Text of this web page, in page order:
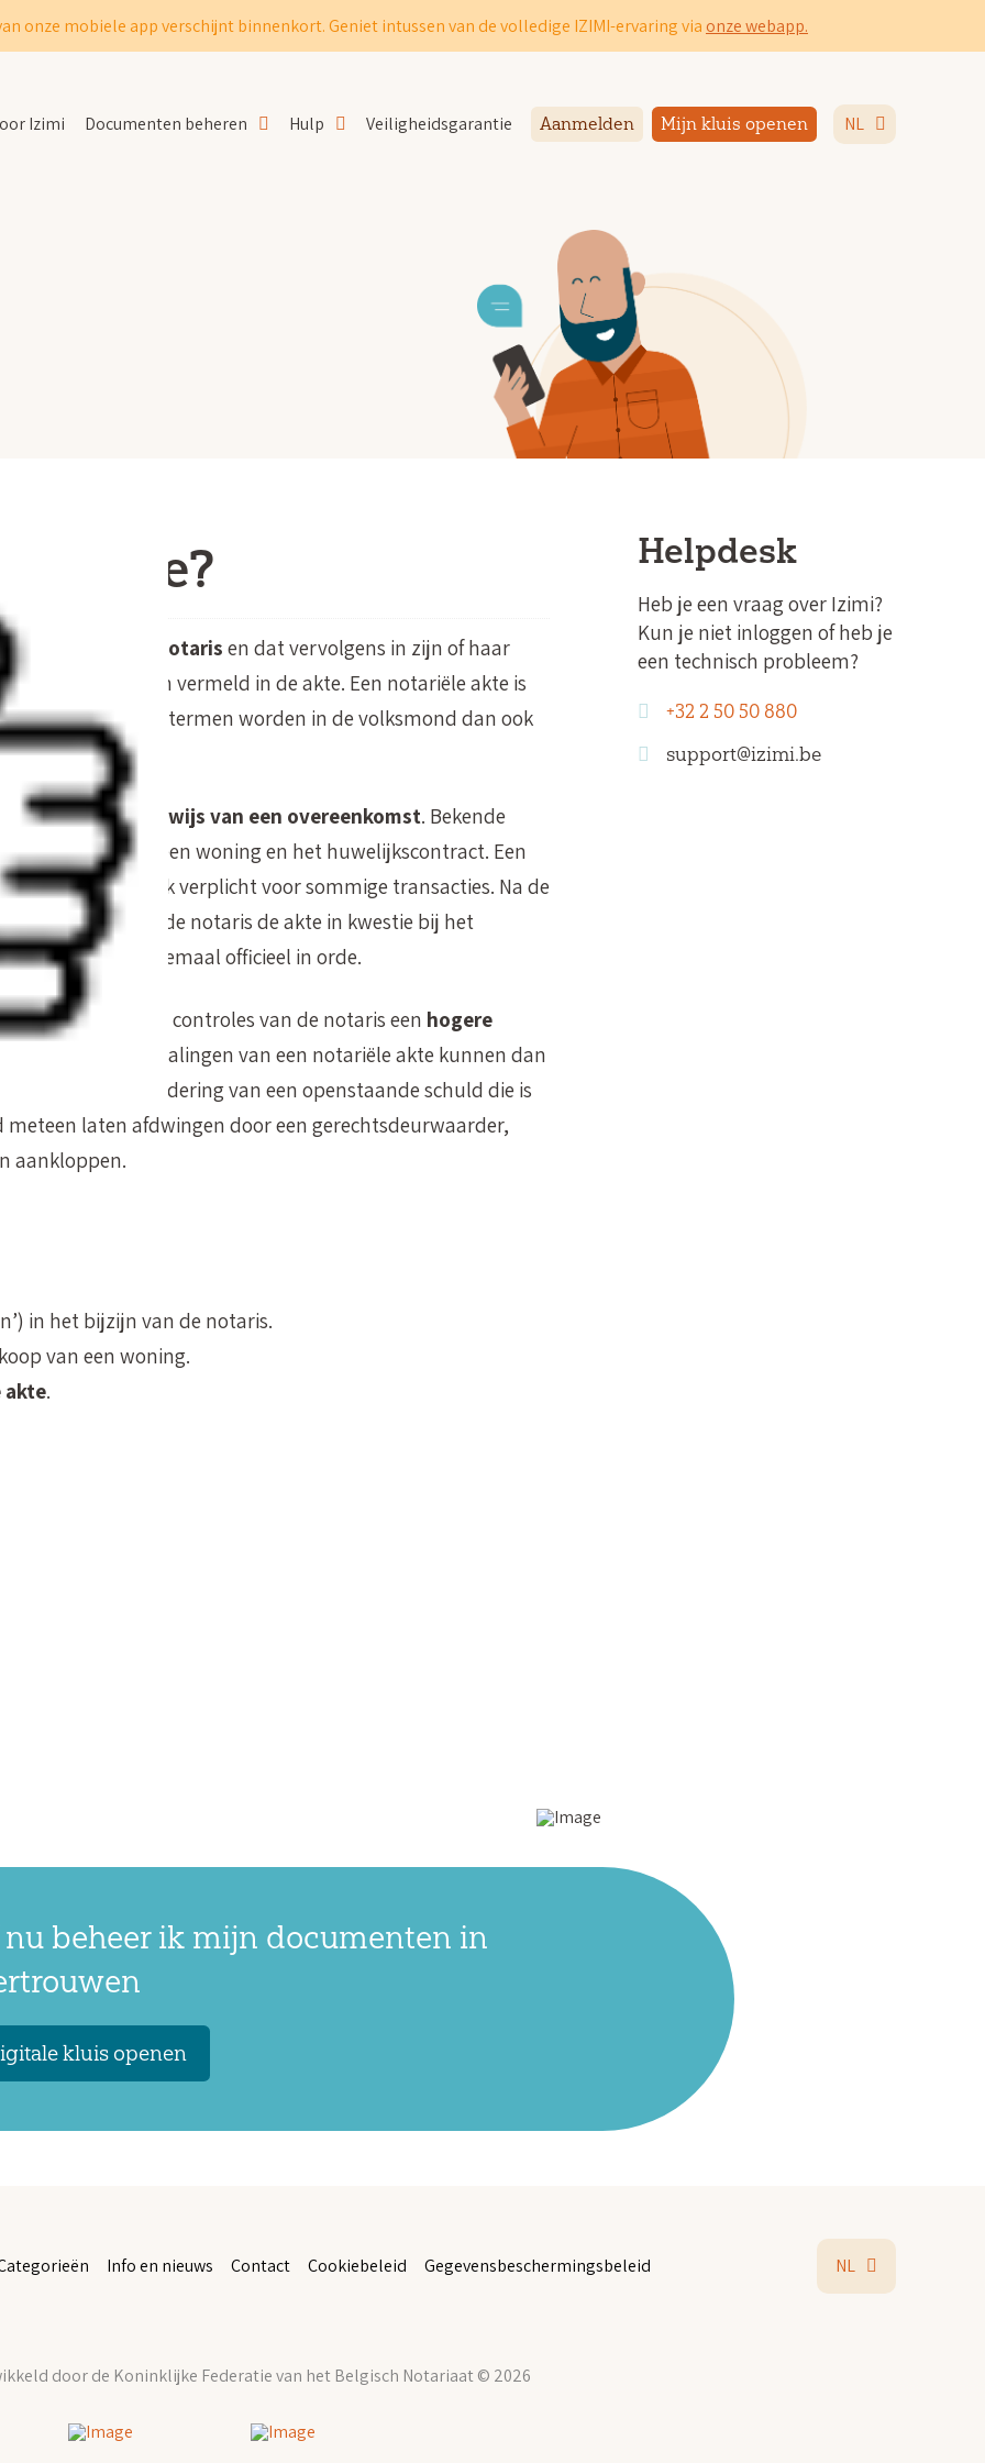
onze mobiele app verschijnt binnenkort. Geniet intussen van de volledige IZIMI-ervaring via onze webapp.
Izimi Documenten beheren Hulp Veiligheidsgarantie Aanmelden Mijn kluis openen NL
akte?
door een notarisen dat vervolgens in zijn of haar
die worden vermeld in de akte. Een notariële akte is
akteen beide termen worden in de volksmond dan ook
akte als bewijs van een overeenkomst. Bekende
van een woning en het huwelijkscontract. Een
vorm en is ook verplicht voor sommige transacties. Na de
akte registreert de notaris de akte in kwestie bij het
is de akte helemaal officieel in orde.
en de bijkomende controles van de notaris een hogere
. De bepalingen van een notariële akte kunnen dan
kan je bij de invordering van een openstaande schuld die is
laten afdwingen door een gerechtsdeurwaarder,
aankloppen.
in het bijzijn van de notaris.
van een woning.
akte.
Helpdesk
Heb je een vraag over Izimi?
Kun je niet inloggen of heb je
een technisch probleem?
+32 2 50 50 880
support@izimi.be
nu beheer ik mijn documenten in
kluis openen
Info en nieuws Contact Cookiebeleid Gegevensbeschermingsbeleid NL
door de Koninklijke Federatie van het Belgisch Notariaat © 2026